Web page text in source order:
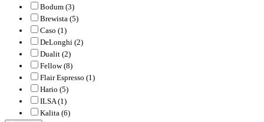
Bodum (3)
Brewista (5)
Caso (1)
DeLonghi (2)
Dualit (2)
Fellow (8)
Flair Espresso (1)
Hario (5)
ILSA (1)
Kalita (6)